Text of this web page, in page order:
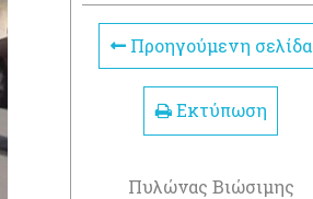
Προηγούμενη σελίδα
Εκτύπωση
Πυλώνας Βιώσιμης